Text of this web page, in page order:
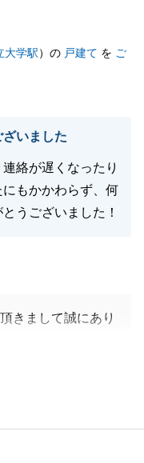
添えができること
お気軽にご相談頂
す。
大学駅）の 戸建て を ご
いました
絡が遅くなったり
もかかわらず、何
うございました！
きまして誠にあり
した。
たらお気軽にお申